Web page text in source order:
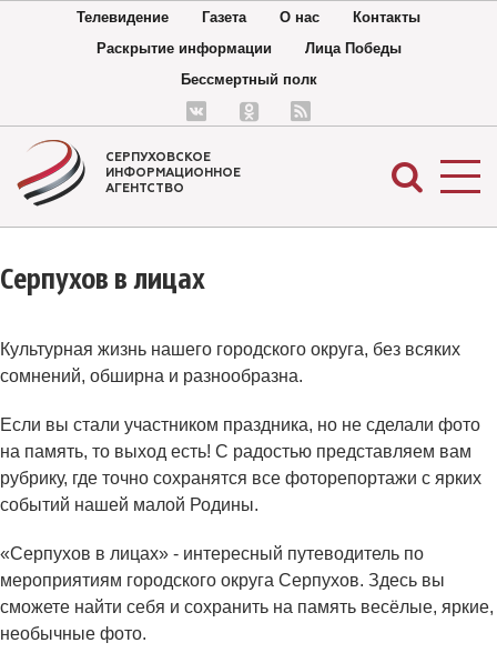
Телевидение Газета О нас
Контакты
Раскрытие информации
Лица Победы
Бессмертный полк
СЕРПУХОВСКОЕ
ИНФОРМАЦИОННОЕ
АГЕНТСТВО
Серпухов в лицах
Культурная жизнь нашего городского округа, без всяких
сомнений, обширна и разнообразна.
Если вы стали участником праздника, но не сделали фото
на память, то выход есть! С радостью представляем вам
рубрику, где точно сохранятся все фоторепортажи с ярких
событий нашей малой Родины.
«Серпухов в лицах» - интересный путеводитель по
мероприятиям городского округа Серпухов. Здесь вы
сможете найти себя и сохранить на память весёлые, яркие,
необычные фото.